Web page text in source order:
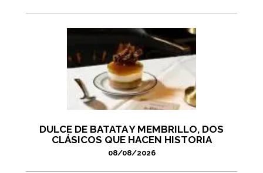
DULCE DE BATATA Y MEMBRILLO, DOS
CLÁSICOS QUE HACEN HISTORIA
08/08/2026